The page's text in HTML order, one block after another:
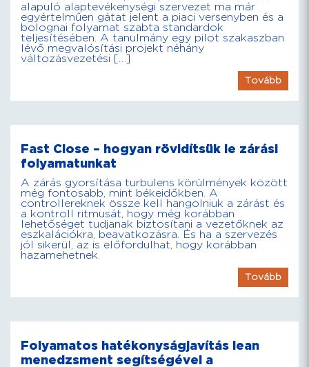
alapuló alaptevékenységi szervezet ma már
egyértelműen gátat jelent a piaci versenyben és a
bolognai folyamat szabta standardok
teljesítésében. A tanulmány egy pilot szakaszban
lévő megvalósítási projekt néhány
változásvezetési […]
Tovább
Fast Close – hogyan rövidítsük le zárási
folyamatunkat
A zárás gyorsítása turbulens körülmények között
még fontosabb, mint békeidőkben. A
controllereknek össze kell hangolniuk a zárást és
a kontroll ritmusát, hogy még korábban
lehetőséget tudjanak biztosítani a vezetőknek az
eszkalációkra, beavatkozásra. És ha a szervezés
jól sikerül, az is előfordulhat, hogy korábban
hazamehetnek.
Tovább
Folyamatos hatékonyságjavítás lean
menedzsment segítségével a